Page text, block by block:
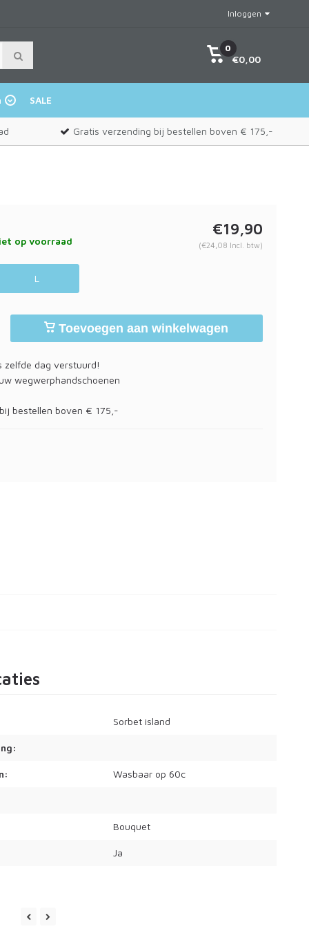
Inloggen
0
€0,00
SALE
Gratis verzending bij bestellen boven € 175,-
op voorraad
€19,90
(€24,08 Incl. btw)
L
Toevoegen aan winkelwagen
zelfde dag verstuurd!
wegwerphandschoenen
bestellen boven € 175,-
Sorbet island
Wasbaar op 60c
Bouquet
Ja